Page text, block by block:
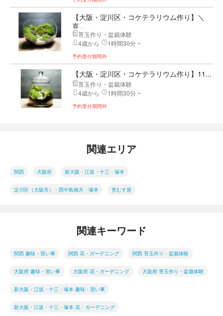
【大阪・淀川区・コケテラリウム作り】＼
直...
苔玉作り・盆栽体験
4歳から
1時間30分 ~
予約受付期間外
【大阪・淀川区・コケテラリウム作り】11...
苔玉作り・盆栽体験
4歳から
1時間30分 ~
予約受付期間外
関連エリア
関西 大阪府 新大阪・江坂・十三・塚本
淀川区（大阪市）・西中島南方・塚本 苔むす屋
関連キーワード
関西 趣味・習い事 関西 花・ガーデニング 関西 苔玉作り・盆栽体験
大阪府 趣味・習い事 大阪府 花・ガーデニング 大阪府 苔玉作り・盆栽体験
新大阪・江坂・十三・塚本 趣味・習い事
新大阪・江坂・十三・塚本 花・ガーデニング